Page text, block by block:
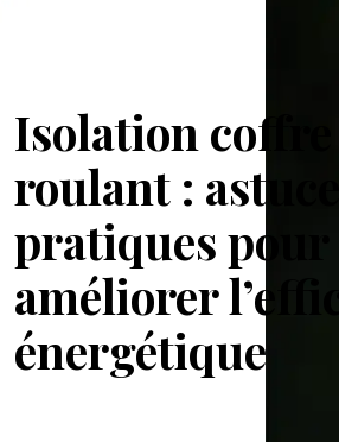
Isolation coffre
roulant : astuces
pratiques pour
améliorer
énergétique